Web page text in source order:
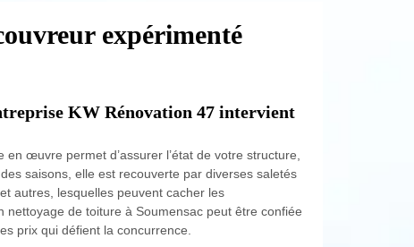
expérimenté
KW Rénovation 47 intervient
œuvre permet d’assurer l’état de votre structure,
saisons, elle est recouverte par diverses saletés
autres, lesquelles peuvent cacher les
nettoyage de toiture à Soumensac peut être confiée
prix qui défient la concurrence.